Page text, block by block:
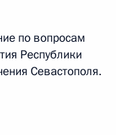
по вопросам
Республики
Севастополя.